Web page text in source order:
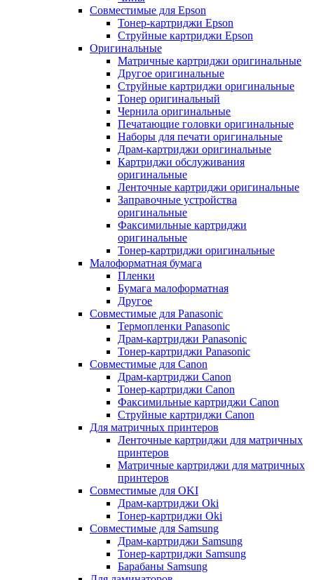
Совместимые для Epson
Тонер-картриджи Epson
Струйные картриджи Epson
Оригинальные
Матричные картриджи оригинальные
Другое оригинальные
Струйные картриджи оригинальные
Тонер оригинальный
Чернила оригинальные
Печатающие головки оригинальные
Наборы для печати оригинальные
Драм-картриджи оригинальные
Картриджи обслуживания
оригинальные
Ленточные картриджи оригинальные
Заправочные устройства
оригинальные
Факсимильные картриджи
оригинальные
Тонер-картриджи оригинальные
Малоформатная бумага
Пленки
Бумага малоформатная
Другое
Совместимые для Panasonic
Термопленки Panasonic
Драм-картриджи Panasonic
Тонер-картриджи Panasonic
Совместимые для Canon
Драм-картриджи Canon
Тонер-картриджи Canon
Факсимильные картриджи Canon
Струйные картриджи Canon
Для матричных принтеров
Ленточные картриджи для матричных
принтеров
Матричные картриджи для матричных
принтеров
Совместимые для OKI
Драм-картриджи Oki
Тонер-картриджи Oki
Совместимые для Samsung
Драм-картриджи Samsung
Тонер-картриджи Samsung
Барабаны Samsung